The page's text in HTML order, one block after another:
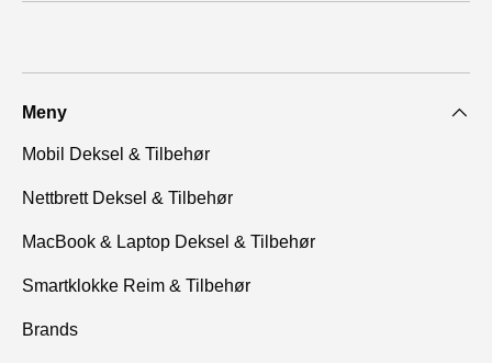
Meny
Mobil Deksel & Tilbehør
Nettbrett Deksel & Tilbehør
MacBook & Laptop Deksel & Tilbehør
Smartklokke Reim & Tilbehør
Brands